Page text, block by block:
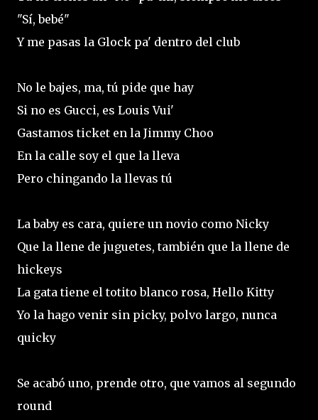
"Sí, bebé"
Y me pasas la Glock pa' dentro del club
No le bajes, ma, tú pide que hay
Si no es Gucci, es Louis Vui'
Gastamos ticket en la Jimmy Choo
En la calle soy el que la lleva
Pero chingando la llevas tú
La baby es cara, quiere un novio como Nicky
Que la llene de juguetes, también que la llene de
hickeys
La gata tiene el totito blanco rosa, Hello Kitty
Yo la hago venir sin picky, polvo largo, nunca
quicky
Se acabó uno, prende otro, que vamos al segundo
round